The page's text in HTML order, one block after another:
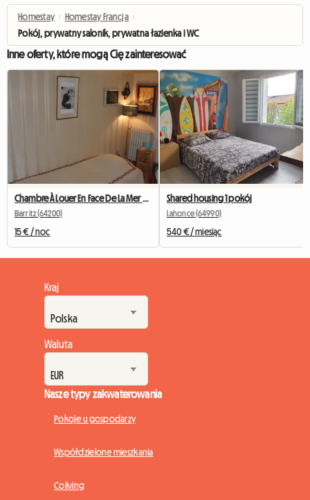
Homestay › Homestay Francja ›
Pokój, prywatny salonik, prywatna łazienka i WC
Inne oferty, które mogą Cię zainteresować
Biarritz (64200)
15 € / noc
Shared housing 1 pokój
Lahonce (64990)
540 € / miesiąc
Kraj
Waluta
Nasze typy zakwaterowania
Pokoje u gospodarzy
Współdzielone mieszkania
Coliving